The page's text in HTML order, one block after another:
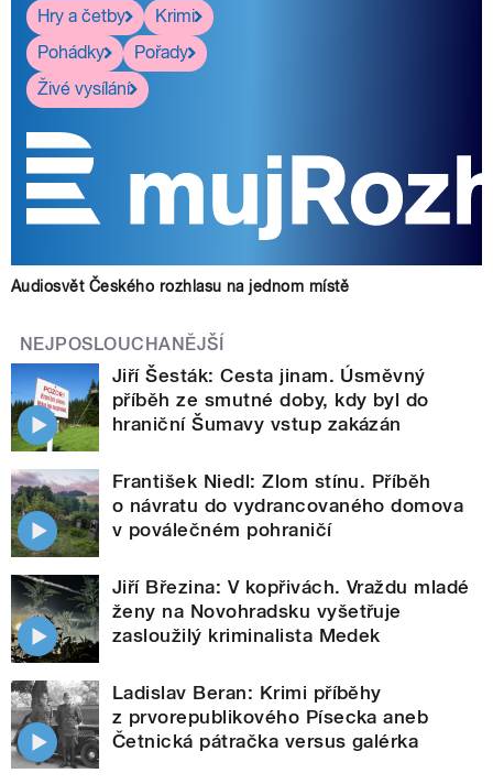
Hry a četby
Krimi
Pohádky
Pořady
Živé vysílání
Audiosvět Českého rozhlasu na jednom místě
NEJPOSLOUCHANĚJŠÍ
Jiří Šesták: Cesta jinam. Úsměvný
příběh ze smutné doby, kdy byl do
hraniční Šumavy vstup zakázán
František Niedl: Zlom stínu. Příběh
o návratu do vydrancovaného domova
v poválečném pohraničí
Jiří Březina: V kopřivách. Vraždu mladé
ženy na Novohradsku vyšetřuje
zasloužilý kriminalista Medek
Ladislav Beran: Krimi příběhy
z prvorepublikového Písecka aneb
Četnická pátračka versus galérka